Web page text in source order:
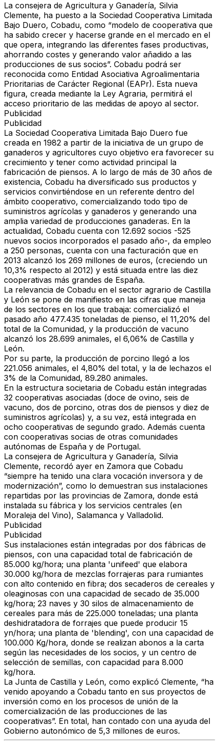
La consejera de Agricultura y Ganadería, Silvia
Clemente, ha puesto a la Sociedad Cooperativa Limitada
Bajo Duero, Cobadu, como “modelo de cooperativa que
ha sabido crecer y hacerse grande en el mercado en el
que opera, integrando las diferentes fases productivas,
ahorrando costes y generando valor añadido a las
producciones de sus socios”. Cobadu podrá ser
reconocida como Entidad Asociativa Agroalimentaria
Prioritarias de Carácter Regional (EAPr). Esta nueva
figura, creada mediante la Ley Agraria, permitirá el
acceso prioritario de las medidas de apoyo al sector.
Publicidad
Publicidad
La Sociedad Cooperativa Limitada Bajo Duero fue
creada en 1982 a partir de la iniciativa de un grupo de
ganaderos y agricultores cuyo objetivo era favorecer su
crecimiento y tener como actividad principal la
fabricación de piensos. A lo largo de más de 30 años de
existencia, Cobadu ha diversificado sus productos y
servicios convirtiéndose en un referente dentro del
ámbito cooperativo, comercializando todo tipo de
suministros agrícolas y ganaderos y generando una
amplia variedad de producciones ganaderas. En la
actualidad, Cobadu cuenta con 12.692 socios -525
nuevos socios incorporados el pasado año-, da empleo
a 250 personas, cuenta con una facturación que en
2013 alcanzó los 269 millones de euros, (creciendo un
10,3% respecto al 2012) y está situada entre las diez
cooperativas más grandes de España.
La relevancia de Cobadu en el sector agrario de Castilla
y León se pone de manifiesto en las cifras que maneja
de los sectores en los que trabaja: comercializó el
pasado año 477.435 toneladas de pienso, el 11,20% del
total de la Comunidad, y la producción de vacuno
alcanzó los 28.699 animales, el 6,06% de Castilla y
León.
Por su parte, la producción de porcino llegó a los
221.056 animales, el 4,80% del total, y la de lechazos el
3% de la Comunidad, 89.280 animales.
En la estructura societaria de Cobadu están integradas
32 cooperativas asociadas (doce de ovino, seis de
vacuno, dos de porcino, otras dos de piensos y diez de
suministros agrícolas) y, a su vez, está integrada en
ocho cooperativas de segundo grado. Además cuenta
con cooperativas socias de otras comunidades
autónomas de España y de Portugal.
La consejera de Agricultura y Ganadería, Silvia
Clemente, recordó ayer en Zamora que Cobadu
“siempre ha tenido una clara vocación inversora y de
modernización”, como lo demuestran sus instalaciones
repartidas por las provincias de Zamora, donde está
instalada su fábrica y los servicios centrales (en
Moraleja del Vino), Salamanca y Valladolid.
Publicidad
Publicidad
Sus instalaciones están integradas por dos fábricas de
piensos, con una capacidad total de fabricación de
85.000 kg/hora; una planta 'unifeed' que elabora
30.000 kg/hora de mezclas forrajeras para rumiantes
con alto contenido en fibra; dos secaderos de cereales y
oleaginosas con una capacidad de secado de 35.000
kg/hora; 23 naves y 30 silos de almacenamiento de
cereales para más de 225.000 toneladas; una planta
deshidratadora de forrajes que puede producir 15
yn/hora; una planta de 'blending', con una capacidad de
100.000 Kg/hora, donde se realizan abonos a la carta
según las necesidades de los socios, y un centro de
selección de semillas, con capacidad para 8.000
kg/hora.
La Junta de Castilla y León, como explicó Clemente, “ha
venido apoyando a Cobadu tanto en sus proyectos de
inversión como en los procesos de unión de la
comercialización de las producciones de las
cooperativas”. En total, han contado con una ayuda del
Gobierno autonómico de 5,3 millones de euros.